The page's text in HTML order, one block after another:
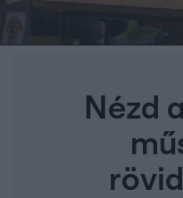
Nézd